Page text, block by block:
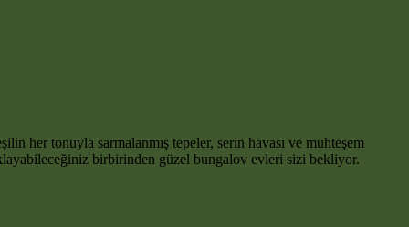
her tonuyla sarmalanmış tepeler, serin havası ve muhteşem
birbirinden güzel bungalov evleri sizi bekliyor.